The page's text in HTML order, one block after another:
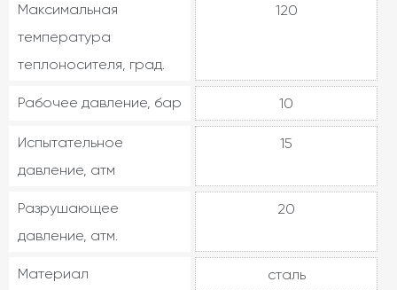
Максимальная
температура
теплоносителя, град.
120
Рабочее давление, бар 10
Испытательное
давление, атм
15
Разрушающее
давление, атм.
20
Материал сталь